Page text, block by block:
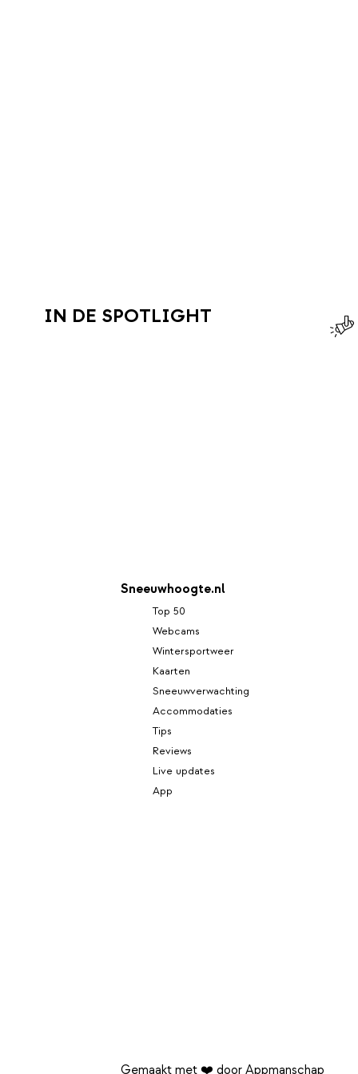
IN DE SPOTLIGHT
Sneeuwhoogte.nl
Top 50
Webcams
Wintersportweer
Kaarten
Sneeuwverwachting
Accommodaties
Tips
Reviews
Live updates
App
Gemaakt met ❤️ door Appmanschap